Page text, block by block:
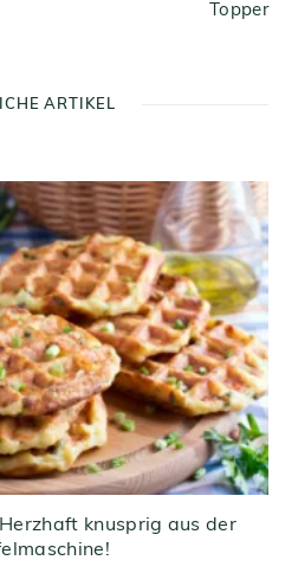
Topper
ARTIKEL
knusprig aus der